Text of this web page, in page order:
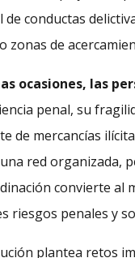
de conductas
zonas de
ocasiones, las
penal, su
de mercancías
red organizada,
convierte al
riesgos penales y
plantea retos